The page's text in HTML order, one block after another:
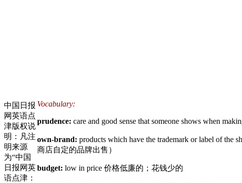
Vocabulary:
prudence: care and good sense that someone shows when
own-brand: products which have the trademark or label of the
商店自定的品牌出售）
budget: low in price 价格低廉的；花钱少的
中国日报
网英语点
津版权说
明：凡注
明来源
为“中国
日报网英
语点津：